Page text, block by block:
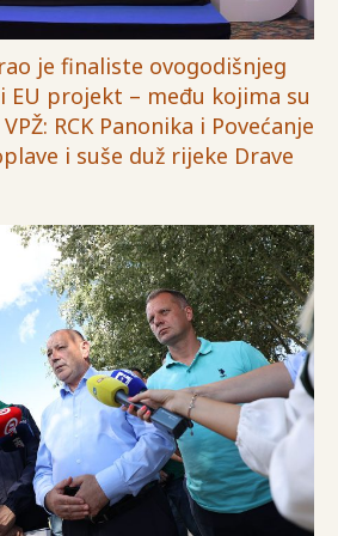
je finaliste ovogodišnjeg
EU projekt – među kojima su
RCK Panonika i Povećanje
i suše duž rijeke Drave